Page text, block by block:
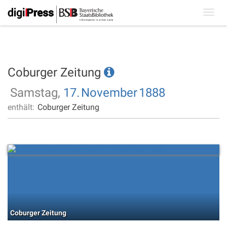
Coburger Zeitung
Samstag, 17. November1888
enthält: Coburger Zeitung
Coburger Zeitung